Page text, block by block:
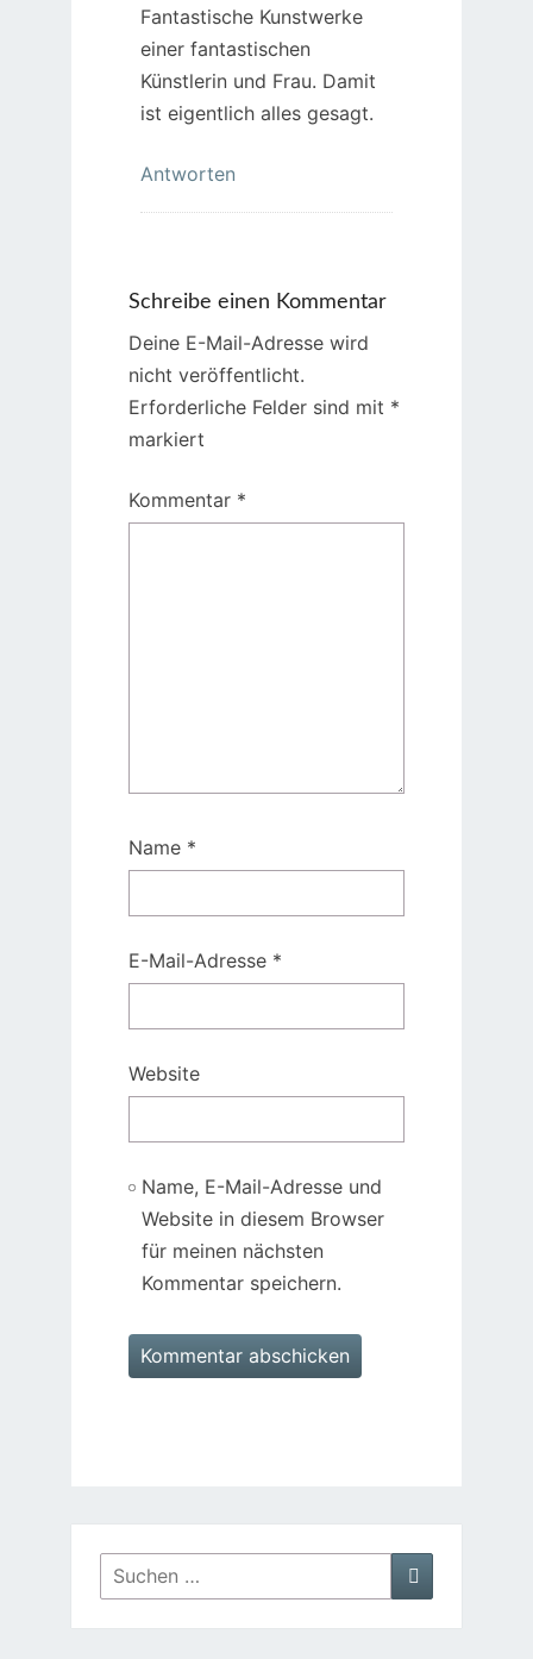
Fantastische Kunstwerke
einer fantastischen
Künstlerin und Frau. Damit
ist eigentlich alles gesagt.
Antworten
Schreibe einen Kommentar
Deine E-Mail-Adresse wird
nicht veröffentlicht.
Erforderliche Felder sind mit *
markiert
Kommentar *
Name *
E-Mail-Adresse *
Website
Name, E-Mail-Adresse und
Website in diesem Browser
für meinen nächsten
Kommentar speichern.
Suchen
nach:
Suchen